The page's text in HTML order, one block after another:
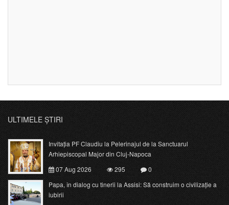
ULTIMELE ȘTIRI
Invitația PF Claudiu la Pelerinajul de la Sanctuarul
Arhiepiscopal Major din Cluj-Napoca
07 Aug 2026
295
0
Papa, în dialog cu tinerii la Assisi: Să construim o civilizație a
iubirii